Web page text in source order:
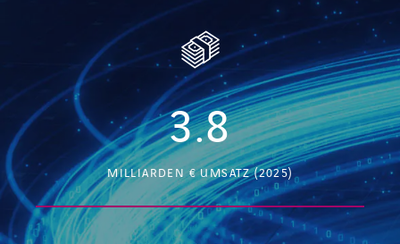
3.8
MILLIARDEN € UMSATZ (2025)